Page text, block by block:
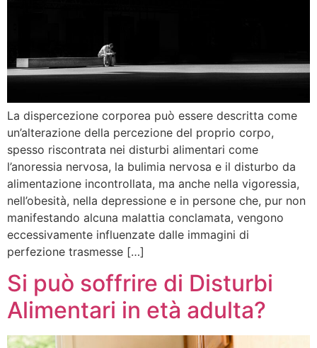
La dispercezione corporea può essere descritta come
un’alterazione della percezione del proprio corpo,
spesso riscontrata nei disturbi alimentari come
l’anoressia nervosa, la bulimia nervosa e il disturbo da
alimentazione incontrollata, ma anche nella vigoressia,
nell’obesità, nella depressione e in persone che, pur non
manifestando alcuna malattia conclamata, vengono
eccessivamente influenzate dalle immagini di
perfezione trasmesse […]
Si può soffrire di Disturbi
Alimentari in età adulta?